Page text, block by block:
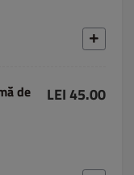
de
LEI 45.00